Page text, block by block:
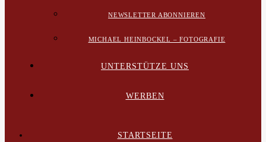
NEWSLETTER ABONNIEREN
MICHAEL HEINBOCKEL – FOTOGRAFIE
UNTERSTÜTZE UNS
WERBEN
STARTSEITE